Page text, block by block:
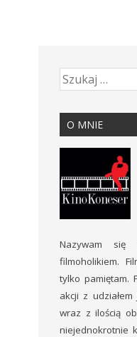
O MNIE
Nazywam się
filmoholikiem.
tylko pamiętam.
akcji z udziałem
wraz z ilością
niejednokrotnie